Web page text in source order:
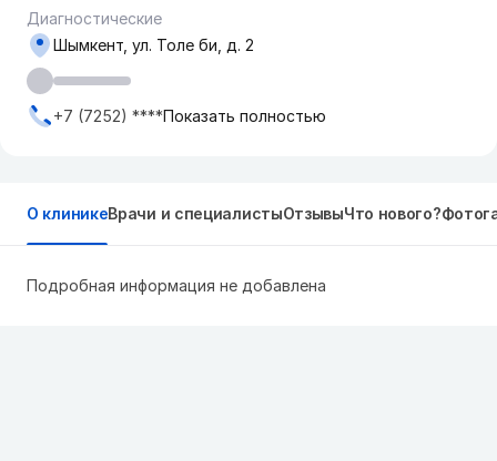
Диагностические
Шымкент, ул. Толе би, д. 2
+7 (7252) ****Показать полностью
О клиникеВрачи и специалистыОтзывыЧто нового?
Подробная информация не добавлена